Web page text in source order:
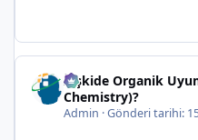
İlişkide Organik
Chemistry)?
Admin ·Gönderi tarihi: